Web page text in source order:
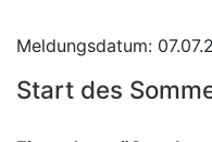
Meldungsdatum:
Start des